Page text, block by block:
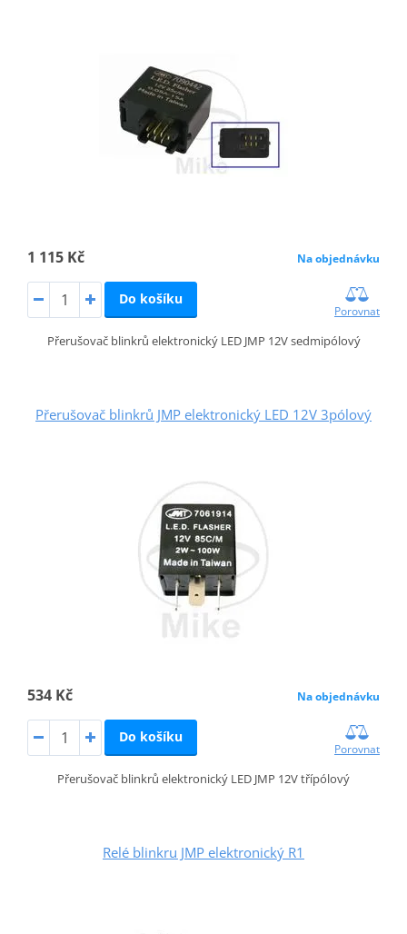
1 115 Kč Na objednávku
Do košíku
Porovnat
Přerušovač blinkrů elektronický LED JMP 12V sedmipólový
Přerušovač blinkrů JMP elektronický LED 12V 3pólový
534 Kč Na objednávku
Do košíku
Porovnat
Přerušovač blinkrů elektronický LED JMP 12V třípólový
Relé blinkru JMP elektronický R1